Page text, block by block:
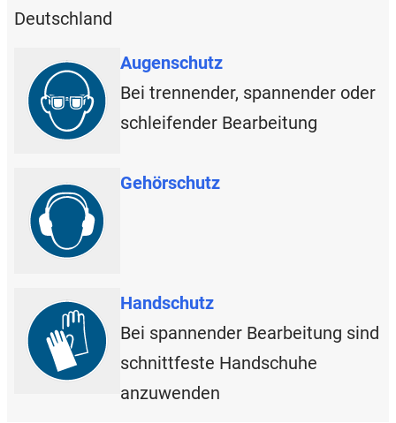
Deutschland
Augenschutz
Bei trennender, spannender oder
schleifender Bearbeitung
Gehörschutz
Handschutz
Bei spannender Bearbeitung sind
schnittfeste Handschuhe
anzuwenden